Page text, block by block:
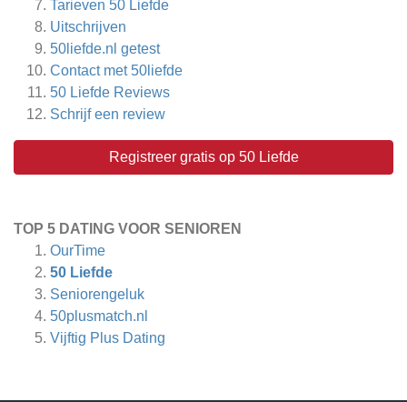
Tarieven 50 Liefde
Uitschrijven
50liefde.nl getest
Contact met 50liefde
50 Liefde Reviews
Schrijf een review
Registreer gratis op 50 Liefde
TOP 5 DATING VOOR SENIOREN
OurTime
50 Liefde
Seniorengeluk
50plusmatch.nl
Vijftig Plus Dating